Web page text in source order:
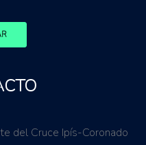
del Cruce Ipís-Coronado